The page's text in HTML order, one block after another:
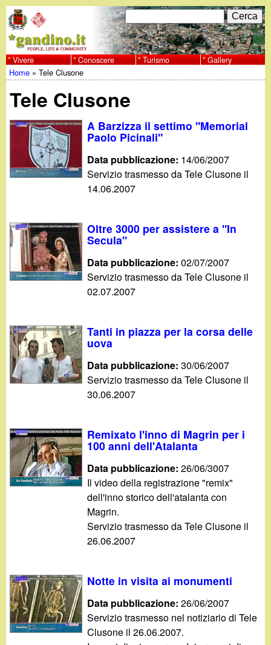
al
contenuto
principale
w
w
w
g
n
d
n
o
.
t
F
o
r
m
d
i
r
i
e
r
c
C
e
r
c
Vivere Conoscere Turismo Gallery
Tu
sei
qui
Home »Tele Clusone
Tele Clusone
A Barzizza il settimo "Memorial
Paolo Picinali"
Data pubblicazione: 14/06/2007
Servizio trasmesso da Tele Clusone il
14.06.2007
Oltre 3000 per assistere a "In
Secula"
Data pubblicazione:02/07/2007
Servizio trasmesso da Tele Clusone il
02.07.2007
Tanti in piazza per la corsa delle
uova
Data pubblicazione:30/06/2007
Servizio trasmesso da Tele Clusone il
30.06.2007
Remixato l'inno di Magrin per i
100 anni dell'Atalanta
Data pubblicazione:26/06/3007
Il video della registrazione "remix"
dell'inno storico dell'atalanta con
Magrin.
Servizio trasmesso da Tele Clusone il
26.06.2007
Notte in visita ai monumenti
Data pubblicazione:26/06/2007
Servizio trasmesso nel notiziario di Tele
Clusone il 26.06.2007.